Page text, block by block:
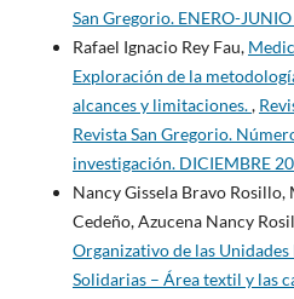
San Gregorio. ENERO-
Rafael Ignacio Rey Fau,
Exploración de la
alcances y limitaciones.,
Revista San Gregorio.
investigación. DICIEMBRE
Nancy Gissela Bravo
Cedeño, Azucena Nancy
Organizativo de las
Solidarias – Área textil y las